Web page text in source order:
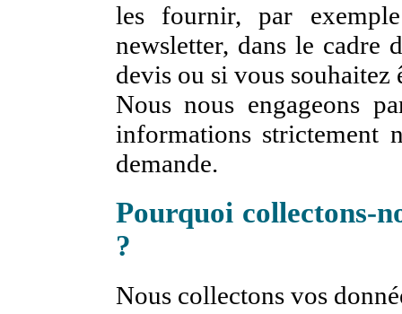
les fournir, par
newsletter, dans le cadre
devis ou si vous souhaitez
Nous nous engageons
informations strictement
demande.
Pourquoi collectons-
?
Nous collectons vos